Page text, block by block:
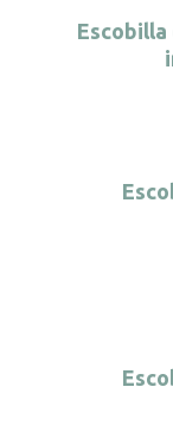
Escobilla